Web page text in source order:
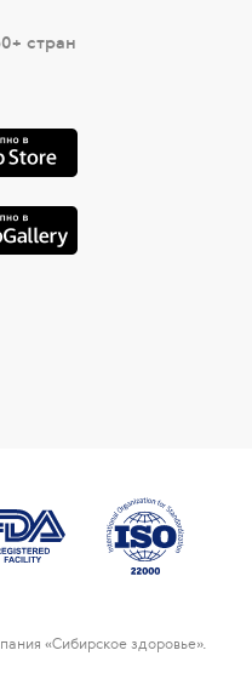
стран
«Сибирское здоровье».